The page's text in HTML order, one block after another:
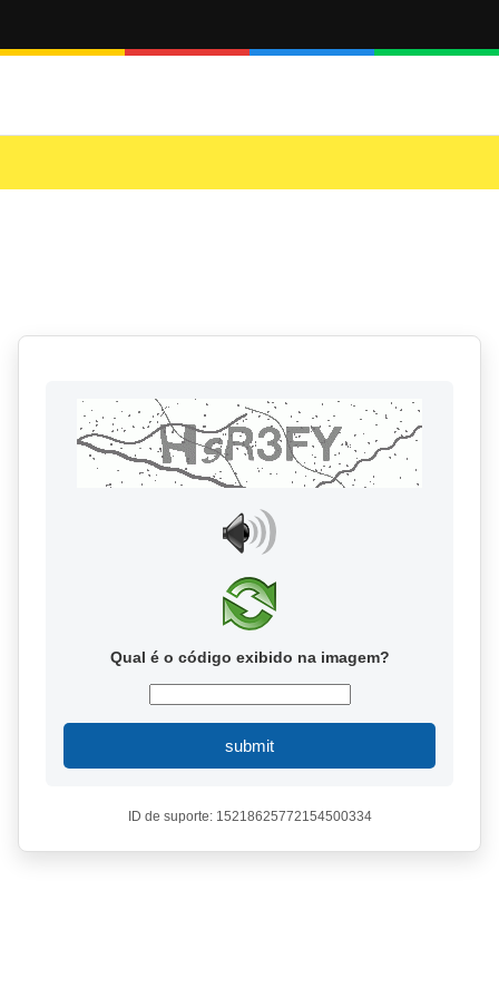
Qual é o código exibido na imagem?
submit
ID de suporte: 15218625772154500334